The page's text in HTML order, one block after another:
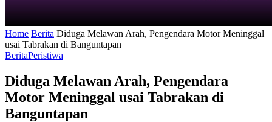
Home Berita Diduga Melawan Arah, Pengendara Motor Meninggal
usai Tabrakan di Banguntapan
BeritaPeristiwa
Diduga Melawan Arah, Pengendara
Motor Meninggal usai Tabrakan di
Banguntapan